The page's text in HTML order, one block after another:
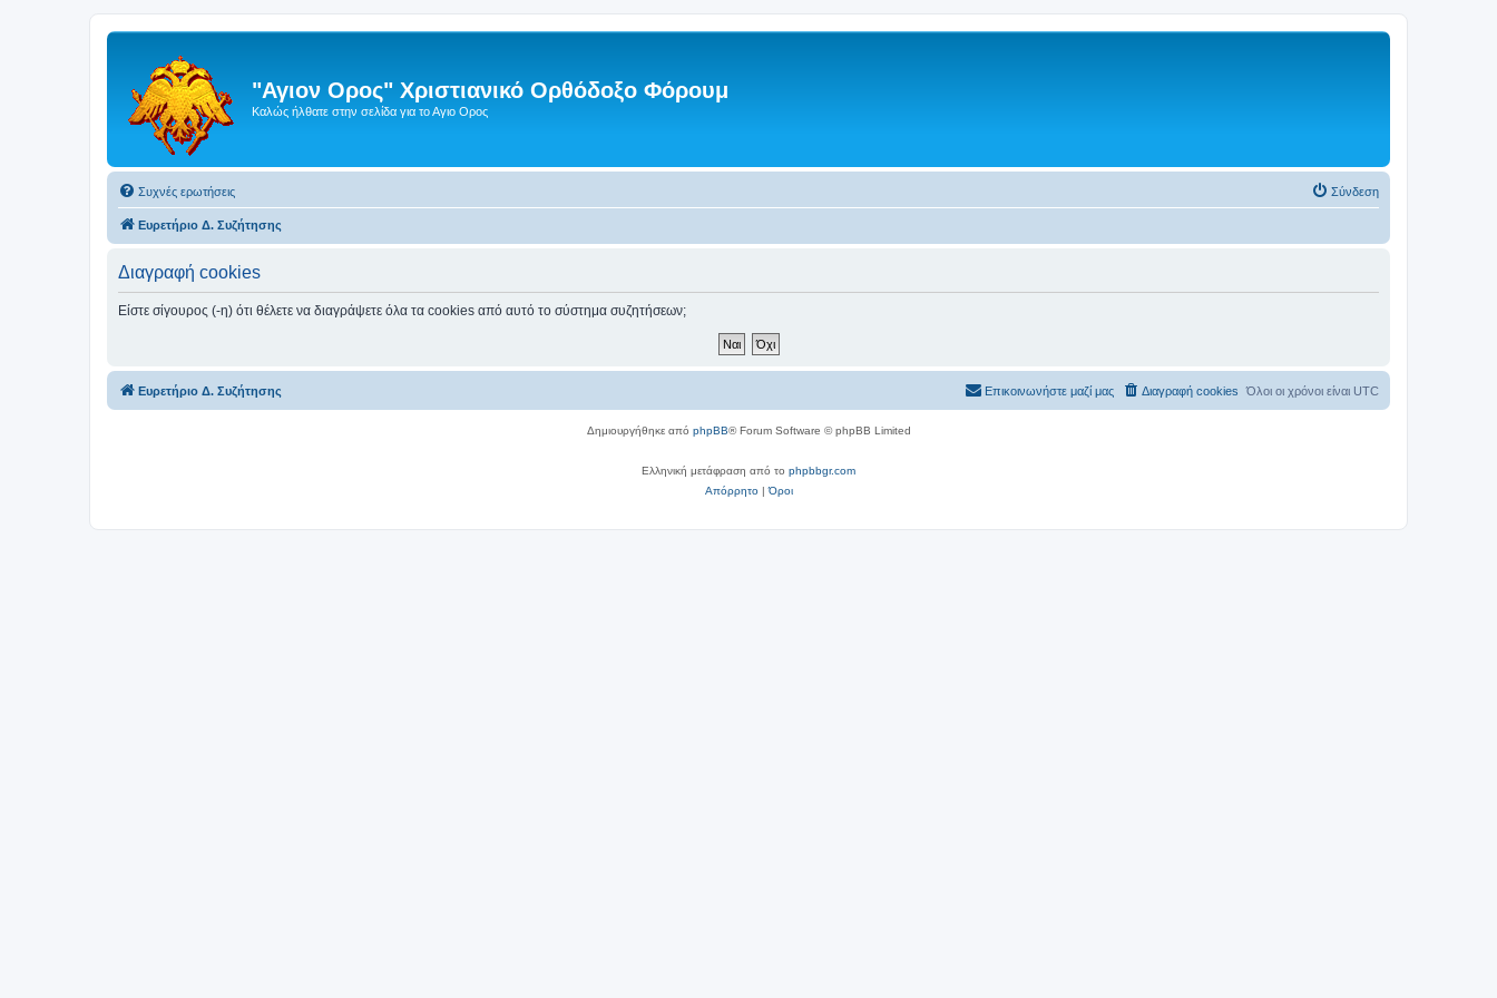
"Αγιον Ορος" Χριστιανικό Ορθόδοξο Φόρουμ
Καλώς ήλθατε στην σελίδα για το Αγιο Ορος
Συχνές ερωτήσεις Σύνδεση
Ευρετήριο Δ. Συζήτησης
Διαγραφή cookies
Είστε σίγουρος (-η) ότι θέλετε να διαγράψετε όλα τα cookies από αυτό το σύστημα συζητήσεων;
Ευρετήριο Δ. Συζήτησης Όλοι οι χρόνοι είναι UTC
Διαγραφή cookies
Επικοινωνήστε μαζί μας
Δημιουργήθηκε από phpBB® Forum Software © phpBB Limited
Ελληνική μετάφραση από το phpbbgr.com
Απόρρητο|Όροι